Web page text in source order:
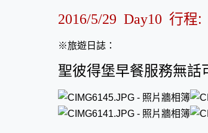
2016/5/29 Day10 行程
※旅遊日誌：
聖彼得堡早餐服務無